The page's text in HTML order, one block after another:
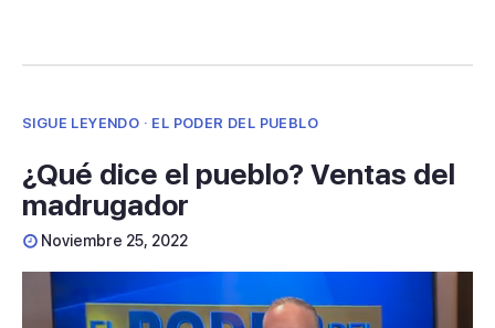
SIGUE LEYENDO · EL PODER DEL PUEBLO
¿Qué dice el pueblo? Ventas del
madrugador
Noviembre 25, 2022